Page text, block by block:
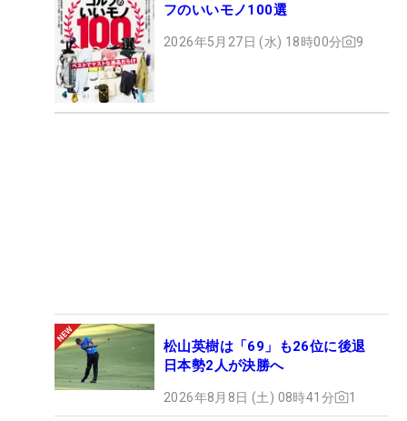
フのいいモノ100選
2026年5月27日 (水) 18時00分 9
松山英樹は「69」も26位に後退
日本勢2人が決勝へ
2026年8月8日 (土) 08時41分 1